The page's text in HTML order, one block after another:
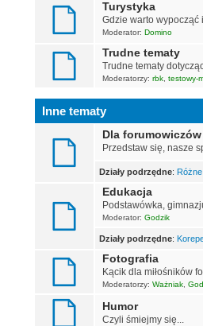
Turystyka
Gdzie warto wypocząć
Moderator: Domino
Trudne tematy
Trudne tematy
Moderatorzy: rbk, testowy-
Inne tematy
Dla forumowiczów
Przedstaw się, nasze
Działy podrzędne:
Edukacja
Podstawówka,
Moderator: Godzik
Działy podrzędne:
Fotografia
Kącik dla miłośników
Moderatorzy: Ważniak,
Humor
Czyli śmiejmy się...